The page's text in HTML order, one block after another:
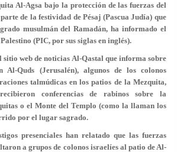
Al-Agsa bajo la protección de las fuerzas del
de la festividad de Pésaj (Pascua Judía) que
musulmán del Ramadán, ha informado el
(PIC, por sus siglas en inglés).
sitio web de noticias Al-Qastal que informa sobre
Al-Quds (Jerusalén), algunos de los colonos
talmúdicas en los patios de la Mezquita,
conferencias de rabinos sobre la
o el Monte del Templo (como la llaman los
por el lugar sagrado.
presenciales han relatado que las fuerzas
a grupos de colonos israelíes al patio de Al-